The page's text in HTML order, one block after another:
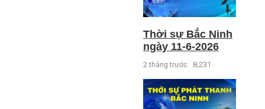
Thời sự Bắc Ninh
ngày 11-6-2026
2 tháng trước 8,231